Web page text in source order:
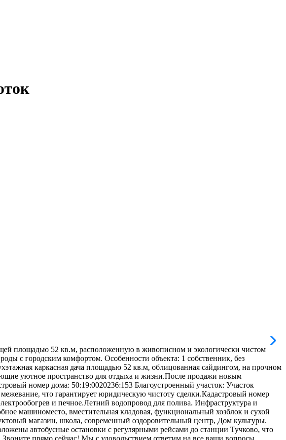
площадью 52 кв.м, расположенную в живописном и экологически чистом
с городским комфортом. Особенности объекта: 1 собственник, без
каркасная дача площадью 52 кв.м, облицованная сайдингом, на прочном
уютное пространство для отдыха и жизни.После продажи новым
номер дома: 50:19:0020236:153 Благоустроенный участок: Участок
что гарантирует юридическую чистоту сделки.Кадастровый номер
и печное.Летний водопровод для полива. Инфраструктура и
машиноместо, вместительная кладовая, функциональный хозблок и сухой
магазин, школа, современный оздоровительный центр, Дом культуры.
автобусные остановки с регулярными рейсами до станции Тучково, что